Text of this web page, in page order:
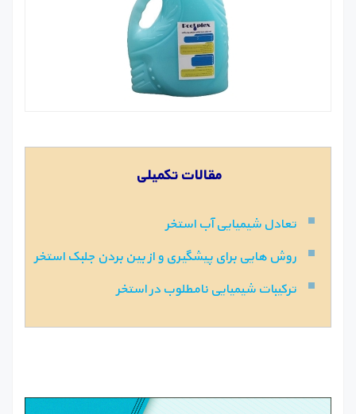
مقالات تکمیلی
تعادل شیمیایی آب استخر
روش هایی برای پیشگیری و از بین بردن جلبک استخر
ترکیبات شیمیایی نامطلوب در استخر